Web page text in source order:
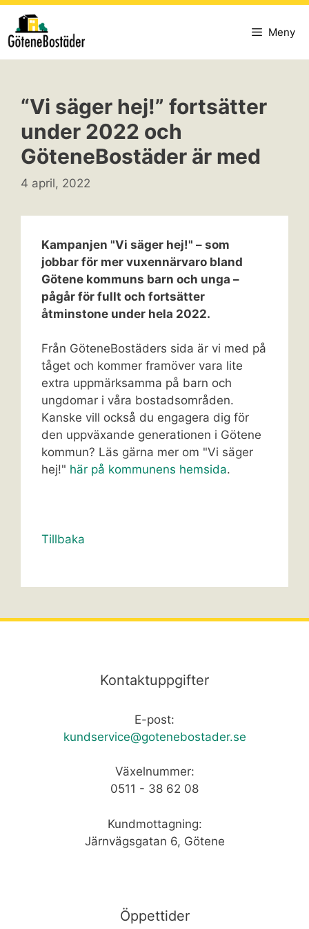
Hoppa
innehåll
Meny
“Vi säger hej!” fortsätter
under 2022 och
GöteneBostäder är med
4 april, 2022
Kampanjen "Vi säger hej!" – som
jobbar för mer vuxennärvaro bland
Götene kommuns barn och unga –
pågår för fullt och fortsätter
åtminstone under hela 2022.
Från GöteneBostäders sida är vi med på
tåget och kommer framöver vara lite
extra uppmärksamma på barn och
ungdomar i våra bostadsområden.
Kanske vill också du engagera dig för
den uppväxande generationen i Götene
kommun? Läs gärna mer om "Vi säger
hej!" här på kommunens hemsida.
Tillbaka
Kontaktuppgifter
E-post:
kundservice@gotenebostader.se
Växelnummer:
0511 - 38 62 08
Kundmottagning:
Järnvägsgatan 6, Götene
Öppettider